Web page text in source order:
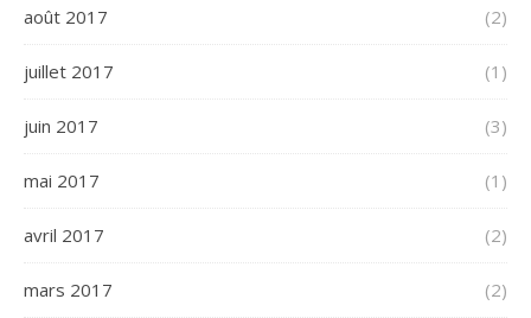
août 2017 (2)
juillet 2017 (1)
juin 2017 (3)
mai 2017 (1)
avril 2017 (2)
mars 2017 (2)